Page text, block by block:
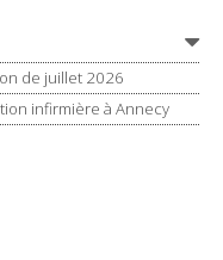
de juillet 2026
infirmière à Annecy